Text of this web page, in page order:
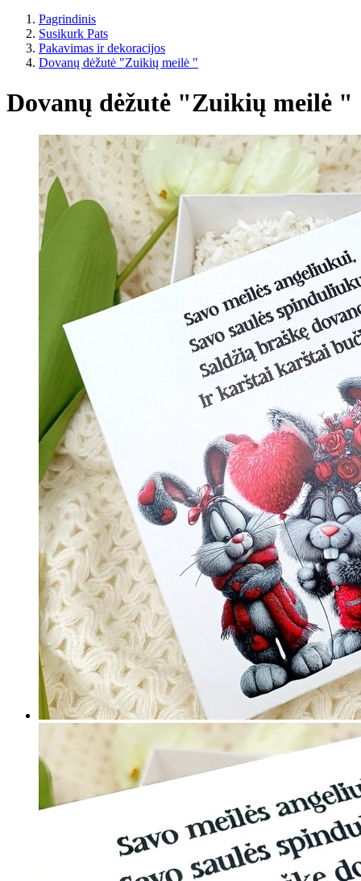
Pagrindinis
Susikurk Pats
Pakavimas ir dekoracijos
Dovanų dėžutė "Zuikių meilė "
Dovanų dėžutė "Zuikių meilė "